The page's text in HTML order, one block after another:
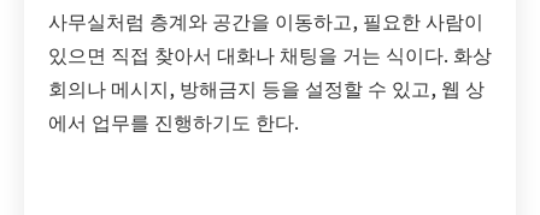
사무실처럼 층계와 공간을 이동하고, 필요한 사람이
있으면 직접 찾아서 대화나 채팅을 거는 식이다. 화상
회의나 메시지, 방해금지 등을 설정할 수 있고, 웹 상
에서 업무를 진행하기도 한다.